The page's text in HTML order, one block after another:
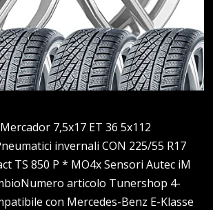
7,5x17 ET 36 5x112
invernali CON 225/55 R17
TS 850 P * MO4x Sensori Autec iM
articolo Tunershop 4-
con Mercedes-Benz E-Klasse